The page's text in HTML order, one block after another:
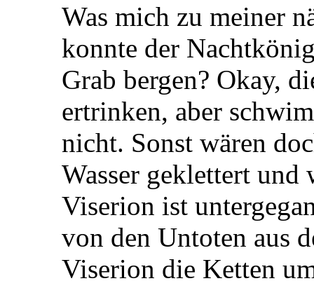
Was mich zu meiner
konnte der
Grab bergen? Okay,
ertrinken, aber
nicht. Sonst wären
Wasser geklettert und
Viserion ist
von den Untoten aus
Viserion die Ketten